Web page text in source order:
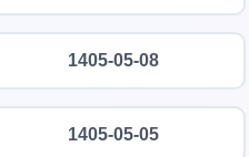
1405-05-08
1405-05-05